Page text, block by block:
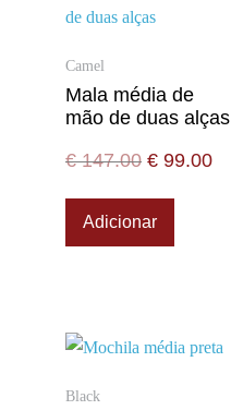
Camel
Mala média de
mão de duas alças
€147.00 € 99.00
Adicionar
Black